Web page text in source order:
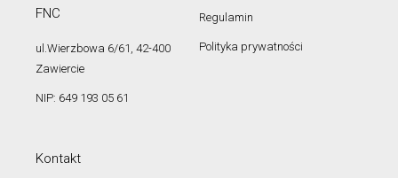
FNC
ul.Wierzbowa 6/61, 42-400
Zawiercie
NIP: 649 193 05 61
Regulamin
Polityka prywatności
Kontakt